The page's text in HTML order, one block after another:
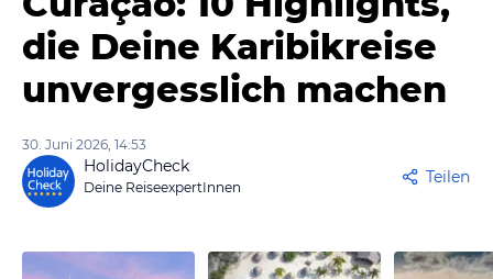
die Deine Karibikreise
unvergesslich machen
30. Juni 2026, 14:53
HolidayCheck
Deine ReiseexpertInnen
Teilen